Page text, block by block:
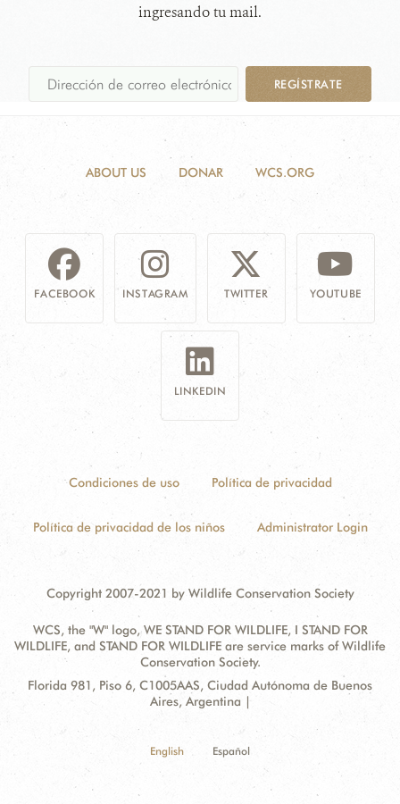
ingresando tu mail.
REGÍSTRATE
ABOUT US DONAR WCS.ORG
FACEBOOK INSTAGRAM TWITTER YOUTUBE
LINKEDIN
Condiciones de uso Política de privacidad
Política de privacidad de los niños Administrator Login
Copyright 2007-2021 by Wildlife Conservation Society
WCS, the "W" logo, WE STAND FOR WILDLIFE, I STAND FOR
WILDLIFE, and STAND FOR WILDLIFE are service marks of Wildlife
Conservation Society.
Contact
Address:
Florida 981, Piso 6, C1005AAS, Ciudad Autónoma de Buenos
Aires, Argentina |
English Español